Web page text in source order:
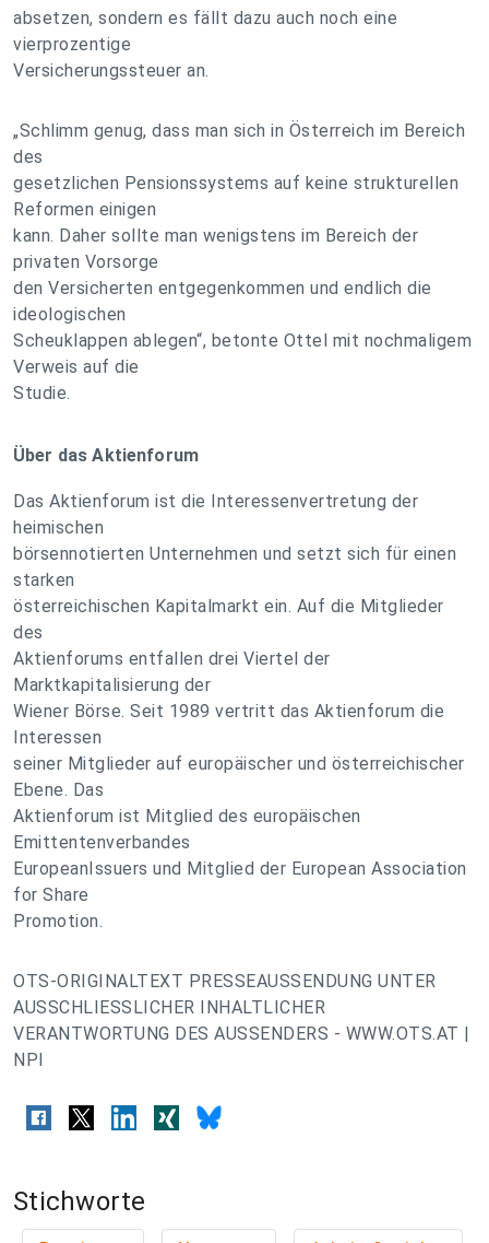
absetzen, sondern es fällt dazu auch noch eine
vierprozentige
Versicherungssteuer an.
„Schlimm genug, dass man sich in Österreich im Bereich
des
gesetzlichen Pensionssystems auf keine strukturellen
Reformen einigen
kann. Daher sollte man wenigstens im Bereich der
privaten Vorsorge
den Versicherten entgegenkommen und endlich die
ideologischen
Scheuklappen ablegen“, betonte Ottel mit nochmaligem
Verweis auf die
Studie.
Über das Aktienforum
Das Aktienforum ist die Interessenvertretung der
heimischen
börsennotierten Unternehmen und setzt sich für einen
starken
österreichischen Kapitalmarkt ein. Auf die Mitglieder
des
Aktienforums entfallen drei Viertel der
Marktkapitalisierung der
Wiener Börse. Seit 1989 vertritt das Aktienforum die
Interessen
seiner Mitglieder auf europäischer und österreichischer
Ebene. Das
Aktienforum ist Mitglied des europäischen
Emittentenverbandes
EuropeanIssuers und Mitglied der European Association
for Share
Promotion.
OTS-ORIGINALTEXT PRESSEAUSSENDUNG UNTER
AUSSCHLIESSLICHER INHALTLICHER
VERANTWORTUNG DES AUSSENDERS - WWW.OTS.AT |
NPI
Stichworte